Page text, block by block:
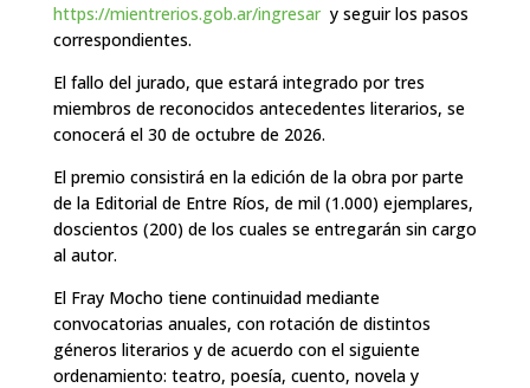
https://mientrerios.gob.ar/ingresary seguir los pasos
correspondientes.
El fallo del jurado, que estará integrado por tres
miembros de reconocidos antecedentes literarios, se
conocerá el 30 de octubre de 2026.
El premio consistirá en la edición de la obra por parte
de la Editorial de Entre Ríos, de mil (1.000) ejemplares,
doscientos (200) de los cuales se entregarán sin cargo
al autor.
El Fray Mocho tiene continuidad mediante
convocatorias anuales, con rotación de distintos
géneros literarios y de acuerdo con el siguiente
ordenamiento: teatro, poesía, cuento, novela y